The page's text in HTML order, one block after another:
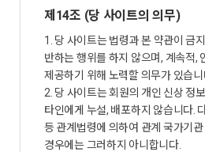
제14조 (당 사이트의 의무)
1. 당 사이트는 법령과 본 약관이 금
반하는 행위를 하지 않으며, 계속적,
제공하기 위해 노력할 의무가 있습니
2. 당 사이트는 회원의 개인 신상 정
타인에게 누설, 배포하지 않습니다.
등 관계법령에 의하여 관계 국가기
경우에는 그러하지 아니합니다.